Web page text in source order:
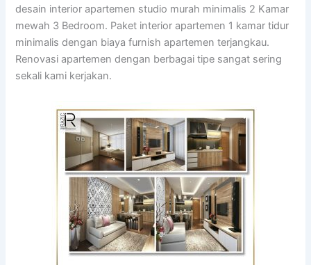
desain interior apartemen studio murah minimalis 2 Kamar
mewah 3 Bedroom. Paket interior apartemen 1 kamar tidur
minimalis dengan biaya furnish apartemen terjangkau.
Renovasi apartemen dengan berbagai tipe sangat sering
sekali kami kerjakan.